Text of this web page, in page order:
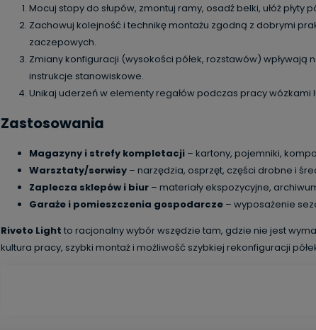
Mocuj stopy do słupów, zmontuj ramy, osadź belki, ułóż płyty
Zachowuj kolejność i technikę montażu zgodną z dobrymi
zaczepowych.
Zmiany konfiguracji (wysokości półek, rozstawów)
instrukcje stanowiskowe.
Unikaj uderzeń w elementy regałów podczas pracy
Zastosowania
Magazyny i strefy kompletacji – kartony, pojemniki,
Warsztaty/serwisy – narzędzia, osprzęt, części drobne i
Zaplecza sklepów i biur – materiały ekspozycyjne,
Garaże i pomieszczenia gospodarcze – wyposażenie
Riveto Light to racjonalny wybór wszędzie tam, gdzie nie jest
kultura pracy, szybki montaż i możliwość szybkiej rekonfiguracji